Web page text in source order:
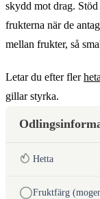
skydd mot drag.
frukterna när de
mellan frukter, så
Letar du efter fler
gillar styrka.
Hetta
Fruktfärg